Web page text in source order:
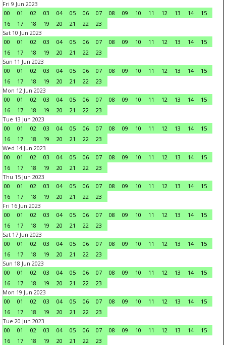
Fri 9 Jun 2023
00
01 02 03 04 05 06 07 08 09 10 11 12 13 14
15
16
17 18 19 20 21 22
23
Sat 10 Jun 2023
00
01 02 03 04 05 06 07 08 09 10 11 12 13 14
15
16
17 18 19 20 21 22
23
Sun 11 Jun 2023
00
01 02 03 04 05 06 07 08 09 10 11 12 13 14
15
16
17 18 19 20 21 22
23
Mon 12 Jun 2023
00
01 02 03 04 05 06 07 08 09 10 11 12 13 14
15
16
17 18 19 20 21 22
23
Tue 13 Jun 2023
00
01 02 03 04 05 06 07 08 09 10 11 12 13 14
15
16
17 18 19 20 21 22
23
Wed 14 Jun 2023
00
01 02 03 04 05 06 07 08 09 10 11 12 13 14
15
16
17 18 19 20 21 22
23
Thu 15 Jun 2023
00
01 02 03 04 05 06 07 08 09 10 11 12 13 14
15
16
17 18 19 20 21 22
23
Fri 16 Jun 2023
00
01 02 03 04 05 06 07 08 09 10 11 12 13 14
15
16
17 18 19 20 21 22
23
Sat 17 Jun 2023
00
01 02 03 04 05 06 07 08 09 10 11 12 13 14
15
16
17 18 19 20 21 22
23
Sun 18 Jun 2023
00
01 02 03 04 05 06 07 08 09 10 11 12 13 14
15
16
17 18 19 20 21 22
23
Mon 19 Jun 2023
00
01 02 03 04 05 06 07 08 09 10 11 12 13 14
15
16
17 18 19 20 21 22
23
Tue 20 Jun 2023
00
01 02 03 04 05 06 07 08 09 10 11 12 13 14
15
16
17 18 19 20 21 22
23